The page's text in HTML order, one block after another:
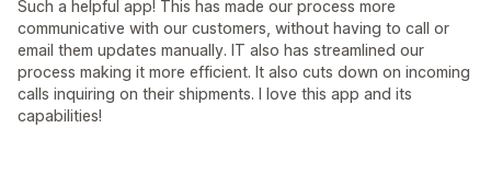
Such a helpful app! This has made our process more
communicative with our customers, without having to call or
email them updates manually. IT also has streamlined our
process making it more efficient. It also cuts down on incoming
calls inquiring on their shipments. I love this app and its
capabilities!